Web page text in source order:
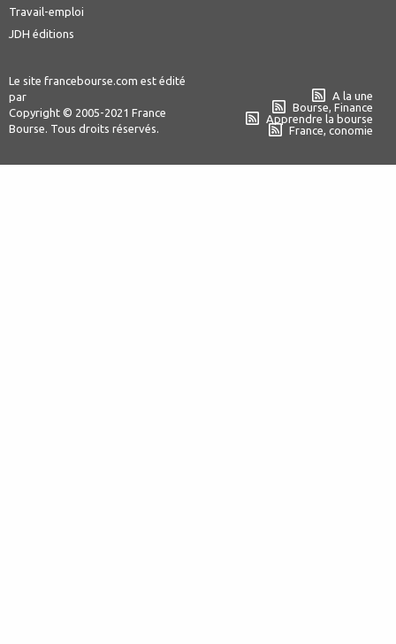
Travail-emploi
JDH éditions
Le site francebourse.com est édité
par
Copyright © 2005-2021 France
Bourse. Tous droits réservés.
A la une
Bourse, Finance
Apprendre la bourse
France, conomie